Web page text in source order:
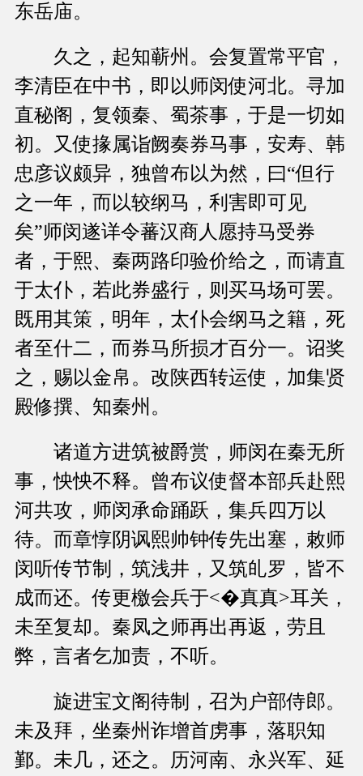
东岳庙。
久之，起知蕲州。会复置常平官，
李清臣在中书，即以师闵使河北。寻加
直秘阁，复领秦、蜀茶事，于是一切如
初。又使掾属诣阙奏券马事，安寿、韩
忠彦议颇异，独曾布以为然，曰“但行
之一年，而以较纲马，利害即可见
矣”师闵遂详令蕃汉商人愿持马受券
者，于熙、秦两路印验价给之，而请直
于太仆，若此券盛行，则买马场可罢。
既用其策，明年，太仆会纲马之籍，死
者至什二，而券马所损才百分一。诏奖
之，赐以金帛。改陕西转运使，加集贤
殿修撰、知秦州。
诸道方进筑被爵赏，师闵在秦无所
事，怏怏不释。曾布议使督本部兵赴熙
河共攻，师闵承命踊跃，集兵四万以
待。而章惇阴讽熙帅钟传先出塞，敕师
闵听传节制，筑浅井，又筑癿罗，皆不
成而还。传更檄会兵于<�真真>耳关，
未至复却。秦凤之师再出再返，劳且
弊，言者乞加责，不听。
旋进宝文阁待制，召为户部侍郎。
未及拜，坐秦州诈增首虏事，落职知
鄞。未几，还之。历河南、永兴军、延